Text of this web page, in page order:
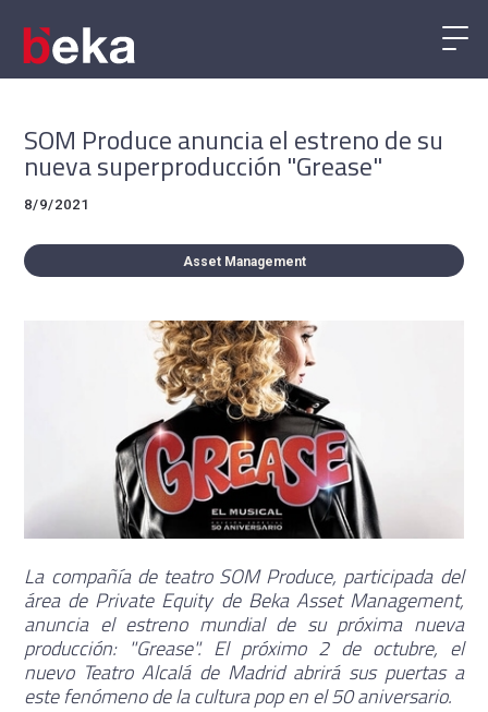
SOM Produce anuncia el estreno de su
nueva superproducción "Grease"
8/9/2021
Asset Management
La compañía de teatro SOM Produce, participada del
área de Private Equity de Beka Asset Management,
anuncia el estreno mundial de su próxima nueva
producción: "Grease". El próximo 2 de octubre, el
nuevo Teatro Alcalá de Madrid abrirá sus puertas a
este fenómeno de la cultura pop en el 50 aniversario.